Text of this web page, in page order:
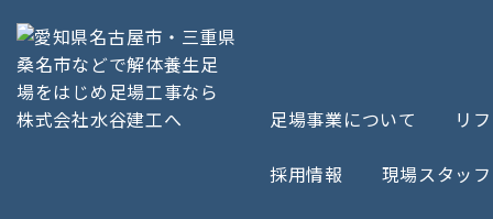
足場事業について リ
採用情報 現場スタッ